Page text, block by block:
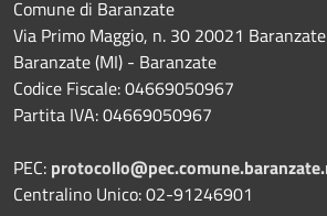
Comune di Baranzate
Via Primo Maggio, n. 30 20021
Baranzate (MI) - Baranzate
Codice Fiscale: 04669050967
Partita IVA: 04669050967
PEC:
Centralino Unico: 02-91246901